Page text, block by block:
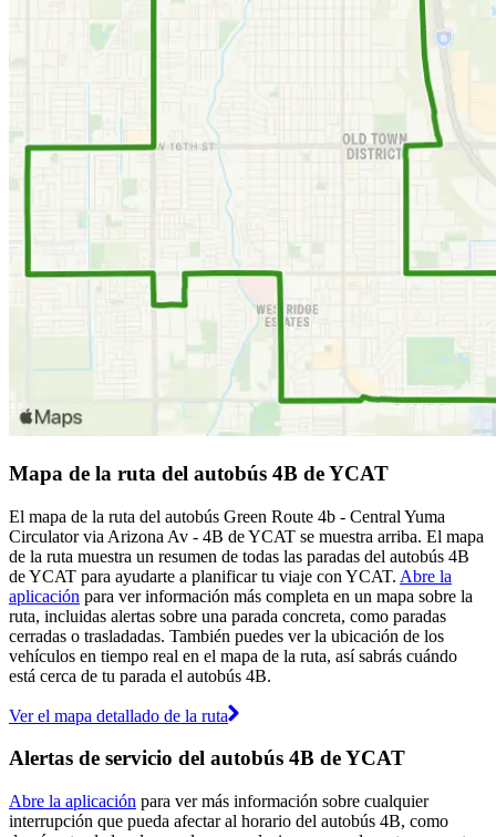
Mapa de la ruta del autobús 4B de YCAT
El mapa de la ruta del autobús Green Route 4b - Central Yuma
Circulator via Arizona Av - 4B de YCAT se muestra arriba. El mapa
de la ruta muestra un resumen de todas las paradas del autobús 4B
de YCAT para ayudarte a planificar tu viaje con YCAT. Abre la
aplicación para ver información más completa en un mapa sobre la
ruta, incluidas alertas sobre una parada concreta, como paradas
cerradas o trasladadas. También puedes ver la ubicación de los
vehículos en tiempo real en el mapa de la ruta, así sabrás cuándo
está cerca de tu parada el autobús 4B.
Ver el mapa detallado de la ruta
Alertas de servicio del autobús 4B de YCAT
Abre la aplicación para ver más información sobre cualquier
interrupción que pueda afectar al horario del autobús 4B, como